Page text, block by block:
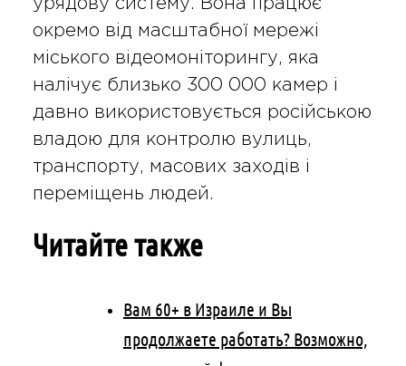
урядову систему. Вона працює
окремо від масштабної мережі
міського відеомоніторингу, яка
налічує близько 300 000 камер і
давно використовується російською
владою для контролю вулиць,
транспорту, масових заходів і
переміщень людей.
Читайте также
Вам 60+ в Израиле и Вы
продолжаете работать? Возможно,